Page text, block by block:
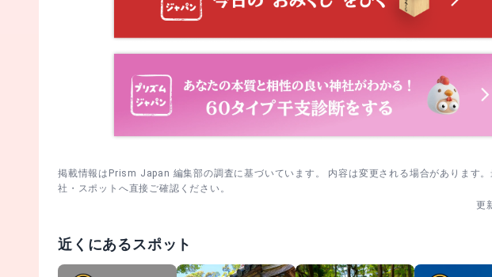
と手を添えます。
掲載情報はPrism Japan 編集部の調査に基づいています。 内容は変更される場合があります
社・スポットへ直接ご確認ください。
更
近くにあるスポット